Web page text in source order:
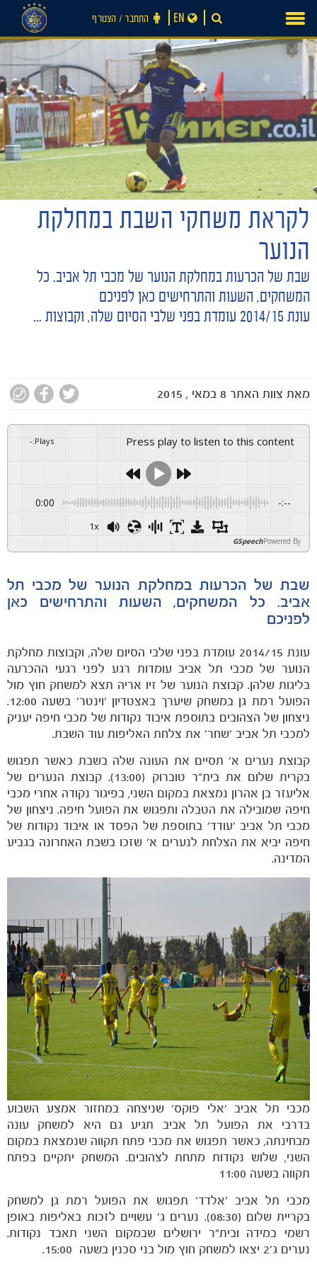
חדשות
הקבוצות
משחקים
ותוצאות
content
התחבר ‪/‬ הצטרף EN
לקראת משחקי השבת במחלקת
הנוער
שבת של הכרעות במחלקת הנוער של מכבי תל אביב. כל
המשחקים, השעות והתרחישים כאן לפניכם
עונת 2014/15 עומדת בפני שלבי הסיום שלה, וקבוצות ...
מאת צוות האתר 8 במאי , 2015
Press play to listen to this content
Plays
:
-
0:00 -:--
1x
Powered By
GSpeech
שבת של הכרעות במחלקת הנוער של מכבי תל
אביב. כל המשחקים, השעות והתרחישים כאן
לפניכם
עונת 2014/15 עומדת בפני שלבי הסיום שלה, וקבוצות מחלקת
הנוער של מכבי תל אביב עומדות רגע לפני רגעי ההכרעה
בליגות שלהן. קבוצת הנוער של זיו אריה תצא למשחק חוץ מול
הפועל רמת גן במשחק שיערך באצטדיון 'וינטר' בשעה 12:00.
ניצחון של הצהובים בתוספת איבוד נקודות של מכבי חיפה יעניק
למכבי תל אביב 'שחר' את צלחת האליפות עוד השבת.
קבוצת נערים א' תסיים את העונה שלה בשבת כאשר תפגוש
בקרית שלום את בית"ר טוברוק (13:00). קבוצת הנערים של
אליעזר בן אהרון נמצאת במקום השני, בפיגור נקודה אחרי מכבי
חיפה שמובילה את הטבלה ותפגוש את הפועל חיפה. ניצחון של
מכבי תל אביב 'עודד' בתוספת של הפסד או איבוד נקודות של
חיפה יביא את הצלחת לנערים א' שזכו בשבת האחרונה בגביע
המדינה.
מכבי תל אביב 'אלי פוקס' שניצחה במחזור אמצע השבוע
בדרבי את הפועל תל אביב תגיע גם היא למשחק עונה
מבחינתה, כאשר תפגוש את מכבי פתח תקווה שנמצאת במקום
השני, שלוש נקודות מתחת לצהובים. המשחק יתקיים בפתח
תקווה בשעה 11:00
מכבי תל אביב 'אלדד' תפגוש את הפועל רמת גן למשחק
בקריית שלום (08:30). נערים ג' עשויים לזכות באליפות באופן
רשמי במידה ובית"ר ירושלים שבמקום השני תאבד נקודות.
נערים ג'2 יצאו למשחק חוץ מול בני סכנין בשעה 15:00.